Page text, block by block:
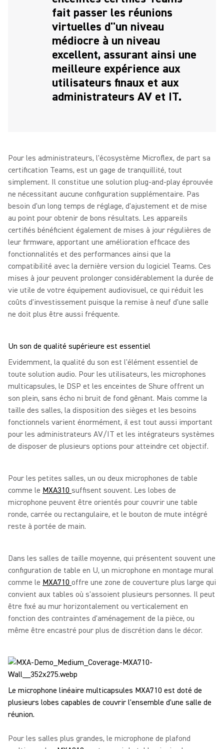
fait passer les réunions
virtuelles d''un niveau
médiocre à un niveau
excellent, assurant ainsi une
meilleure expérience aux
utilisateurs finaux et aux
administrateurs AV et IT.
Pour les administrateurs, l'écosystème Microflex, de part sa
certification Teams, est un gage de tranquillité, tout
simplement. Il constitue une solution plug-and-play éprouvée
ne nécessitant aucune configuration supplémentaire. Pas
besoin d'un long temps de réglage, d'ajustement et de mise
au point pour obtenir de bons résultats. Les appareils
certifiés bénéficient également de mises à jour régulières de
leur firmware, apportant une amélioration efficace des
fonctionnalités et des performances ainsi que la
compatibilité avec la dernière version du logiciel Teams. Ces
mises à jour peuvent prolonger considérablement la durée de
vie utile de votre équipement audiovisuel, ce qui réduit les
coûts d'investissement puisque la remise à neuf d'une salle
ne doit plus être aussi fréquente.
Un son de qualité supérieure est essentiel
Evidemment, la qualité du son est l'élément essentiel de
toute solution audio. Pour les utilisateurs, les microphones
multicapsules, le DSP et les enceintes de Shure offrent un
son plein, sans écho ni bruit de fond gênant. Mais comme la
taille des salles, la disposition des sièges et les besoins
fonctionnels varient énormément, il est tout aussi important
pour les administrateurs AV/IT et les intégrateurs systèmes
de disposer de plusieurs options pour atteindre cet objectif.
Pour les petites salles, un ou deux microphones de table
comme le MXA310 suffisent souvent. Les lobes de
microphone peuvent être orientés pour couvrir une table
ronde, carrée ou rectangulaire, et le bouton de mute intégré
reste à portée de main.
Dans les salles de taille moyenne, qui présentent souvent une
configuration de table en U, un microphone en montage mural
comme le MXA710 offre une zone de couverture plus large qui
convient aux tables où s'assoient plusieurs personnes. Il peut
être fixé au mur horizontalement ou verticalement en
fonction des contraintes d'aménagement de la pièce, ou
même être encastré pour plus de discrétion dans le décor.
Le microphone linéaire multicapsules MXA710 est doté de
plusieurs lobes capables de couvrir l'ensemble d'une salle de
réunion.
Pour les salles plus grandes, le microphone de plafond